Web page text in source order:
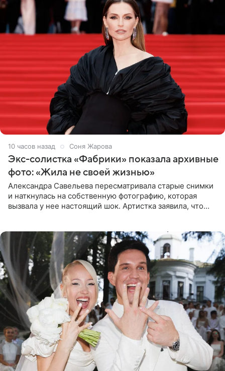
10 часов назад Соня Жарова
Экс-солистка «Фабрики» показала архивные
фото: «Жила не своей жизнью»
Александра Савельева пересматривала старые снимки
и наткнулась на собственную фотографию, которая
вызвала у нее настоящий шок. Артистка заявила, что